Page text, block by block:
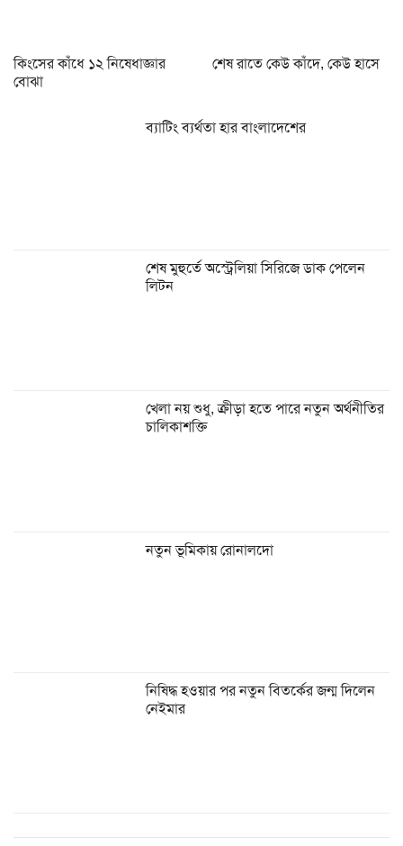
কিংসের কাঁধে ১২ নিষেধাজ্ঞার
বোঝা
শেষ রাতে কেউ কাঁদে, কেউ হাসে
ব্যাটিং ব্যর্থতা হার বাংলাদেশের
শেষ মুহুর্তে অস্ট্রেলিয়া সিরিজে ডাক পেলেন
লিটন
খেলা নয় শুধু, ক্রীড়া হতে পারে নতুন অর্থনীতির
চালিকাশক্তি
নতুন ভূমিকায় রোনালদো
নিষিদ্ধ হওয়ার পর নতুন বিতর্কের জন্ম দিলেন
নেইমার